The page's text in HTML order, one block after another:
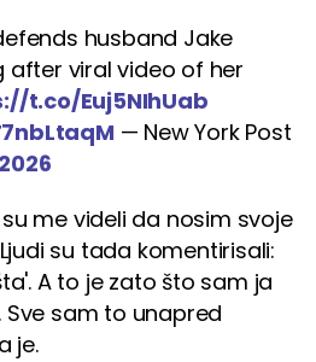
husband Jake
after viral video of her
t.co/Euj5NIhUab
— New York Post
me videli da nosim svoje
su tada komentirisali:
A to je zato što sam ja
sam to unapred
je.